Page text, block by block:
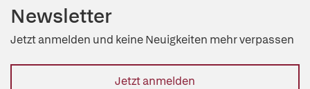
Newsletter
Jetzt anmelden und keine Neuigkeiten mehr verpassen
Jetzt anmelden